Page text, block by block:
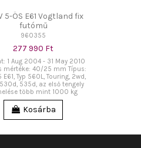
5-ÖS E61 Vogtland fix
futómű
960355
277 990 Ft
1 Aug 2004 - 31 May 2010
mértéke: 40/25 mm Típus:
E61, Typ 560L, Touring, 2wd,
535d, az első tengely
több mint 1000 kg
Kosárba